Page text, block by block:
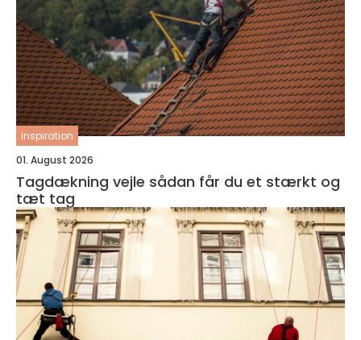
inspiration
01. August 2026
Tagdækning vejle sådan får du et stærkt og
tæt tag